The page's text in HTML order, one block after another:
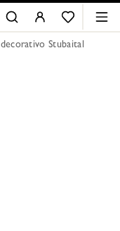
decorativo Stubaital